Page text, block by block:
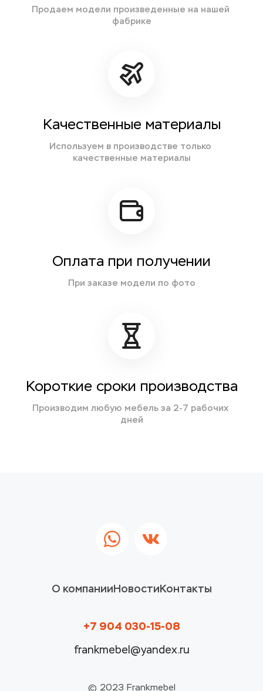
Продаем модели произведенные на нашей
фабрике
Качественные материалы
Используем в производстве только
качественные материалы
Оплата при получении
При заказе модели по фото
Короткие сроки производства
Производим любую мебель за 2-7 рабочих
дней
О компанииНовостиКонтакты
+7 904 030-15-08
frankmebel@yandex.ru
© 2023 Frankmebel